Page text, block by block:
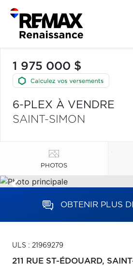
1 975 000 $
6-PLEX À VENDRE
SAINT-SIMON
PHOTOS
OBTENIR PLUS
ULS : 21969279
211 RUE ST-ÉDOUARD,